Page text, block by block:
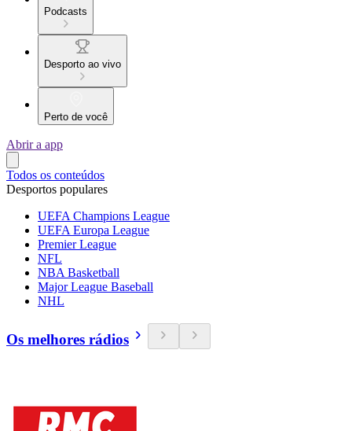
Podcasts
Desporto ao vivo
Perto de você
Abrir a app
Todos os conteúdos
Desportos populares
UEFA Champions League
UEFA Europa League
Premier League
NFL
NBA Basketball
Major League Baseball
NHL
Os melhores rádios